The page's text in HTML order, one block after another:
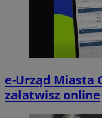
e-Urząd Miasta
załatwisz online